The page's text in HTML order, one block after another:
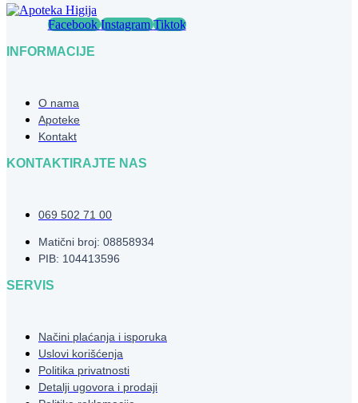
Facebook Instagram Tiktok
INFORMACIJE
O nama
Apoteke
Kontakt
KONTAKTIRAJTE NAS
069 502 71 00
Matični broj: 08858934
PIB: 104413596
SERVIS
Načini plaćanja i isporuka
Uslovi korišćenja
Politika privatnosti
Detalji ugovora i prodaji